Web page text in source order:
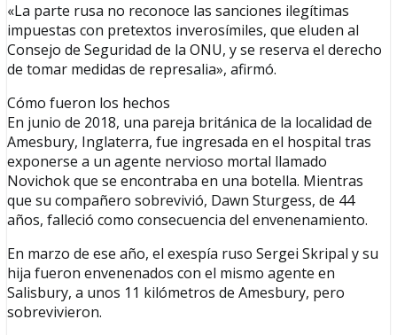
«La parte rusa no reconoce las sanciones ilegítimas
impuestas con pretextos inverosímiles, que eluden al
Consejo de Seguridad de la ONU, y se reserva el derecho
de tomar medidas de represalia», afirmó.
Cómo fueron los hechos
En junio de 2018, una pareja británica de la localidad de
Amesbury, Inglaterra, fue ingresada en el hospital tras
exponerse a un agente nervioso mortal llamado
Novichok que se encontraba en una botella. Mientras
que su compañero sobrevivió, Dawn Sturgess, de 44
años, falleció como consecuencia del envenenamiento.
En marzo de ese año, el exespía ruso Sergei Skripal y su
hija fueron envenenados con el mismo agente en
Salisbury, a unos 11 kilómetros de Amesbury, pero
sobrevivieron.